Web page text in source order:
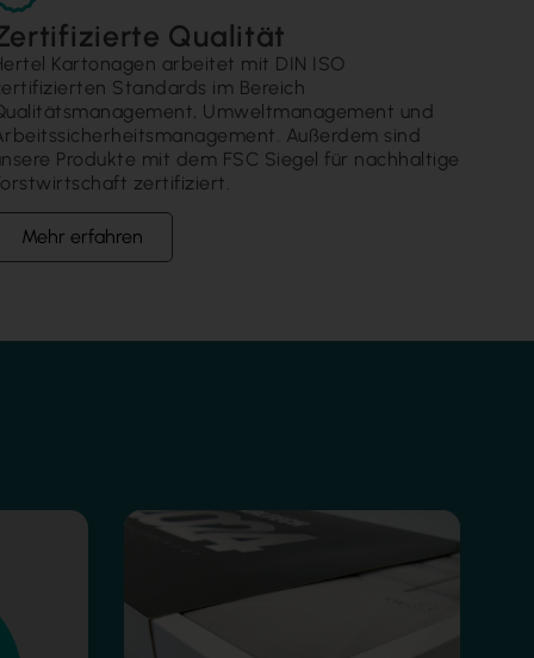
Qualität
Kartonagen arbeitet mit DIN ISO
Standards im Bereich
Umweltmanagement und
Außerdem sind
Produkte mit dem FSC Siegel für nachhaltige
zertifiziert.
Mehr erfahren